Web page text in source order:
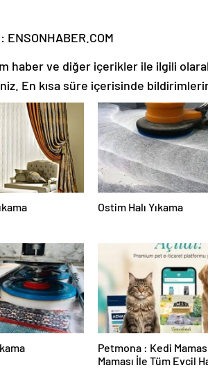
haber ve diğer içerikler ile ilgili
En kısa süre içerisinde
Ostim Halı Yıkama
Petmona : Kedi
Maması İle Tüm Evcil